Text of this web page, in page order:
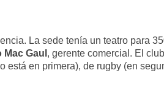
La sede tenía un teatro para
Gaul , gerente comercial. El
está en primera), de rugby (en